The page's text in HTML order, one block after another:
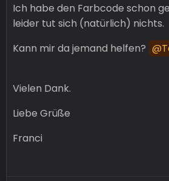
Ich habe den Farbcode schon
leider tut sich (natürlich) nichts.
Kann mir da jemand helfen?
Vielen Dank.
Liebe Grüße
Franci